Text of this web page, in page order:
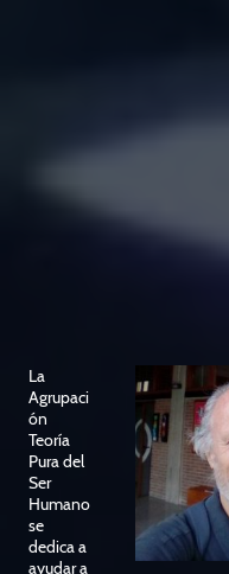
La
Agrupaci
ón
Teoría
Pura del
Ser
Humano
se
dedica a
ayudar a